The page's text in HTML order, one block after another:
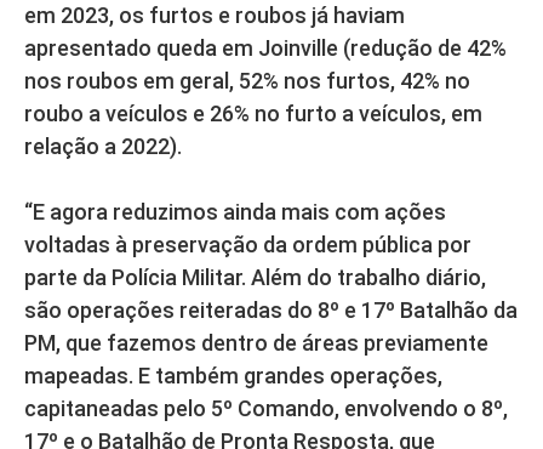
em 2023, os furtos e roubos já haviam
apresentado queda em Joinville (redução de 42%
nos roubos em geral, 52% nos furtos, 42% no
roubo a veículos e 26% no furto a veículos, em
relação a 2022).
“E agora reduzimos ainda mais com ações
voltadas à preservação da ordem pública por
parte da Polícia Militar. Além do trabalho diário,
são operações reiteradas do 8º e 17º Batalhão da
PM, que fazemos dentro de áreas previamente
mapeadas. E também grandes operações,
capitaneadas pelo 5º Comando, envolvendo o 8º,
17º e o Batalhão de Pronta Resposta, que